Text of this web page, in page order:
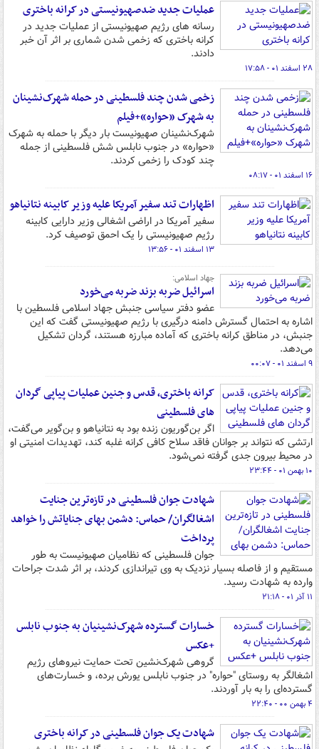
عملیات جدید ضدصهیونیستی در کرانه باختری
رسانه های رژیم صهیونیستی از عملیات جدید در
کرانه باختری که زخمی شدن شماری بر اثر آن خبر
دادند.
۲۸ اسفند ۰۱ - ۱۷:۵۸
زخمی شدن چند فلسطینی در حمله شهرک‌نشینان
به شهرک «حواره»+فیلم
شهرک‌نشینان صهیونیست بار دیگر با حمله به شهرک
«حواره» در جنوب نابلس شش فلسطینی از جمله
چند کودک را زخمی کردند.
۱۶ اسفند ۰۱ - ۰۸:۱۷
اظهارات تند سفیر آمریکا علیه وزیر کابینه نتانیاهو
سفیر آمریکا در اراضی اشغالی وزیر دارایی کابینه
رژیم صهیونیستی را یک احمق توصیف کرد.
۱۳ اسفند ۰۱ - ۱۳:۵۶
جهاد اسلامی:
اسرائیل ضربه بزند ضربه می‌خورد
عضو دفتر سیاسی جنبش جهاد اسلامی فلسطین با
اشاره به احتمال گسترش دامنه درگیری با رژیم صهیونیستی گفت که این
جنبش، در مناطق کرانه باختری که آماده مبارزه هستند، گردان تشکیل
می‌دهد.
۹ اسفند ۰۱ - ۰۰:۰۷
کرانه باختری، قدس و جنین عملیات پیاپی گردان
های فلسطینی‌
اگر بن‌گوریون زنده بود به نتانیاهو و بن‌گویر می‌گفت،
ارتشی که نتواند بر جوانان فاقد سلاح کافی کرانه غلبه کند، تهدیدات امنیتی او
در محیط بیرون جدی گرفته نمی‌شود.
۱۰ بهمن ۰۱ - ۲۳:۴۴
شهادت جوان فلسطینی در تازه‌ترین جنایت
اشغالگران/ حماس: دشمن بهای جنایاتش را خواهد
پرداخت
جوان فلسطینی که نظامیان صهیونیست به طور
مستقیم و از فاصله بسیار نزدیک به وی تیراندازی کردند، بر اثر شدت جراحات
وارده به شهادت رسید.
۱۱ آذر ۰۱ - ۲۱:۱۸
خسارات گسترده شهرک‌نشینیان به جنوب نابلس
+عکس
گروهی شهرک‌نشین تحت حمایت نیروهای رژیم
اشغالگر به روستای "حواره" در جنوب نابلس یورش برده، و خسارت‌های
گسترده‌ای را به بار آوردند.
۴ بهمن ۰۰ - ۲۲:۴۰
شهادت یک جوان فلسطینی در کرانه باختری